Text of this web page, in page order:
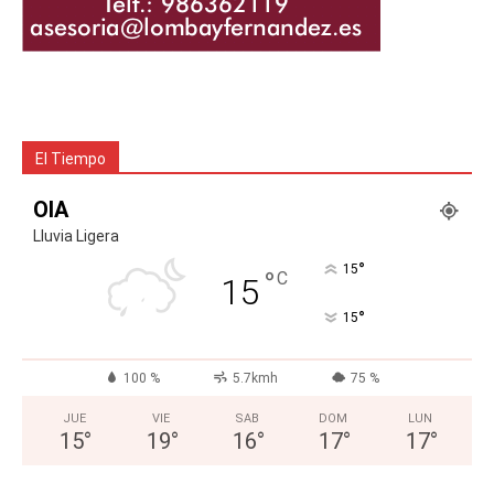
El Tiempo
OIA
Lluvia Ligera
15 °C 15°
15°
100 % 5.7kmh 75 %
JUE
15°
VIE
19°
SAB
16°
DOM
17°
LUN
17°